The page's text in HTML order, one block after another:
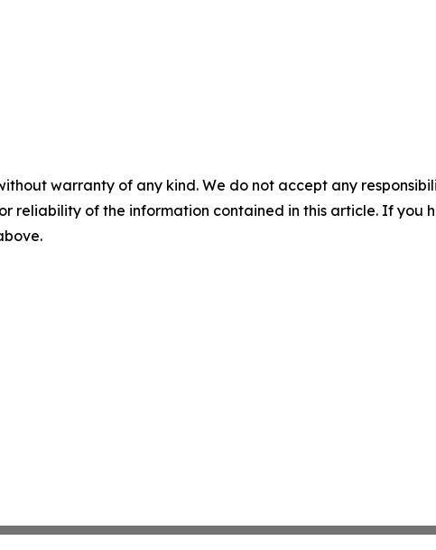
warranty of any kind. We do not accept any
reliability of the information contained in this article. If you